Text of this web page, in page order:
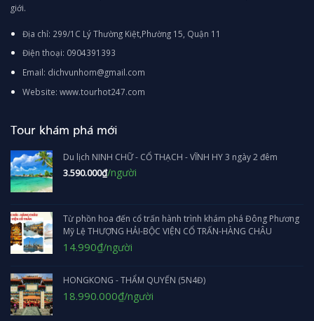
giới.
Địa chỉ: 299/1C Lý Thường Kiệt,Phường 15, Quận 11
Điện thoại: 0904391393
Email: dichvunhom@gmail.com
Website: www.tourhot247.com
Tour khám phá mới
Du lịch NINH CHỮ - CỔ THẠCH - VĨNH HY 3 ngày 2 đêm
3.590.000₫/người
Từ phồn hoa đến cổ trấn hành trình khám phá Đông Phương
Mỹ Lệ THƯỢNG HẢI-BỘC VIỆN CỔ TRẤN-HÀNG CHÂU
Giá
1.790.000₫.
14.990₫Giá
hiện
là:
14.990₫.
/người
HONGKONG - THẨM QUYẾN (5N4Đ)
Giá
18.990.000₫Giá
hiện
/người